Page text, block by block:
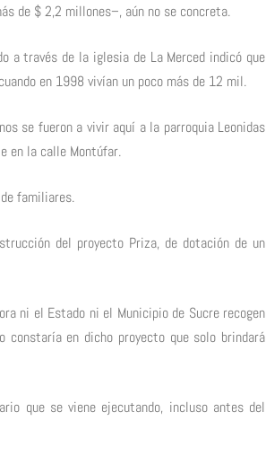
de $ 2,2 millones–, aún no se concreta.
a través de la iglesia de La Merced indicó que
en 1998 vivían un poco más de 12 mil.
se fueron a vivir aquí a la parroquia Leonidas
en la calle Montúfar.
familiares.
del proyecto Priza, de dotación de un
ni el Estado ni el Municipio de Sucre recogen
en dicho proyecto que solo brindará
que se viene ejecutando, incluso antes del